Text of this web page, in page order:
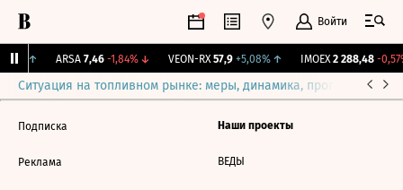
Войти
↑ ARSA 7,46 -1,84%↓ VEON-RX 57,9 +5,08%↑ IMOEX 2 288,48 -
Ситуация на топливном рынке: меры, динамика, прогнозы
Подписка
Реклама
Наши проекты
ВЕДЫ